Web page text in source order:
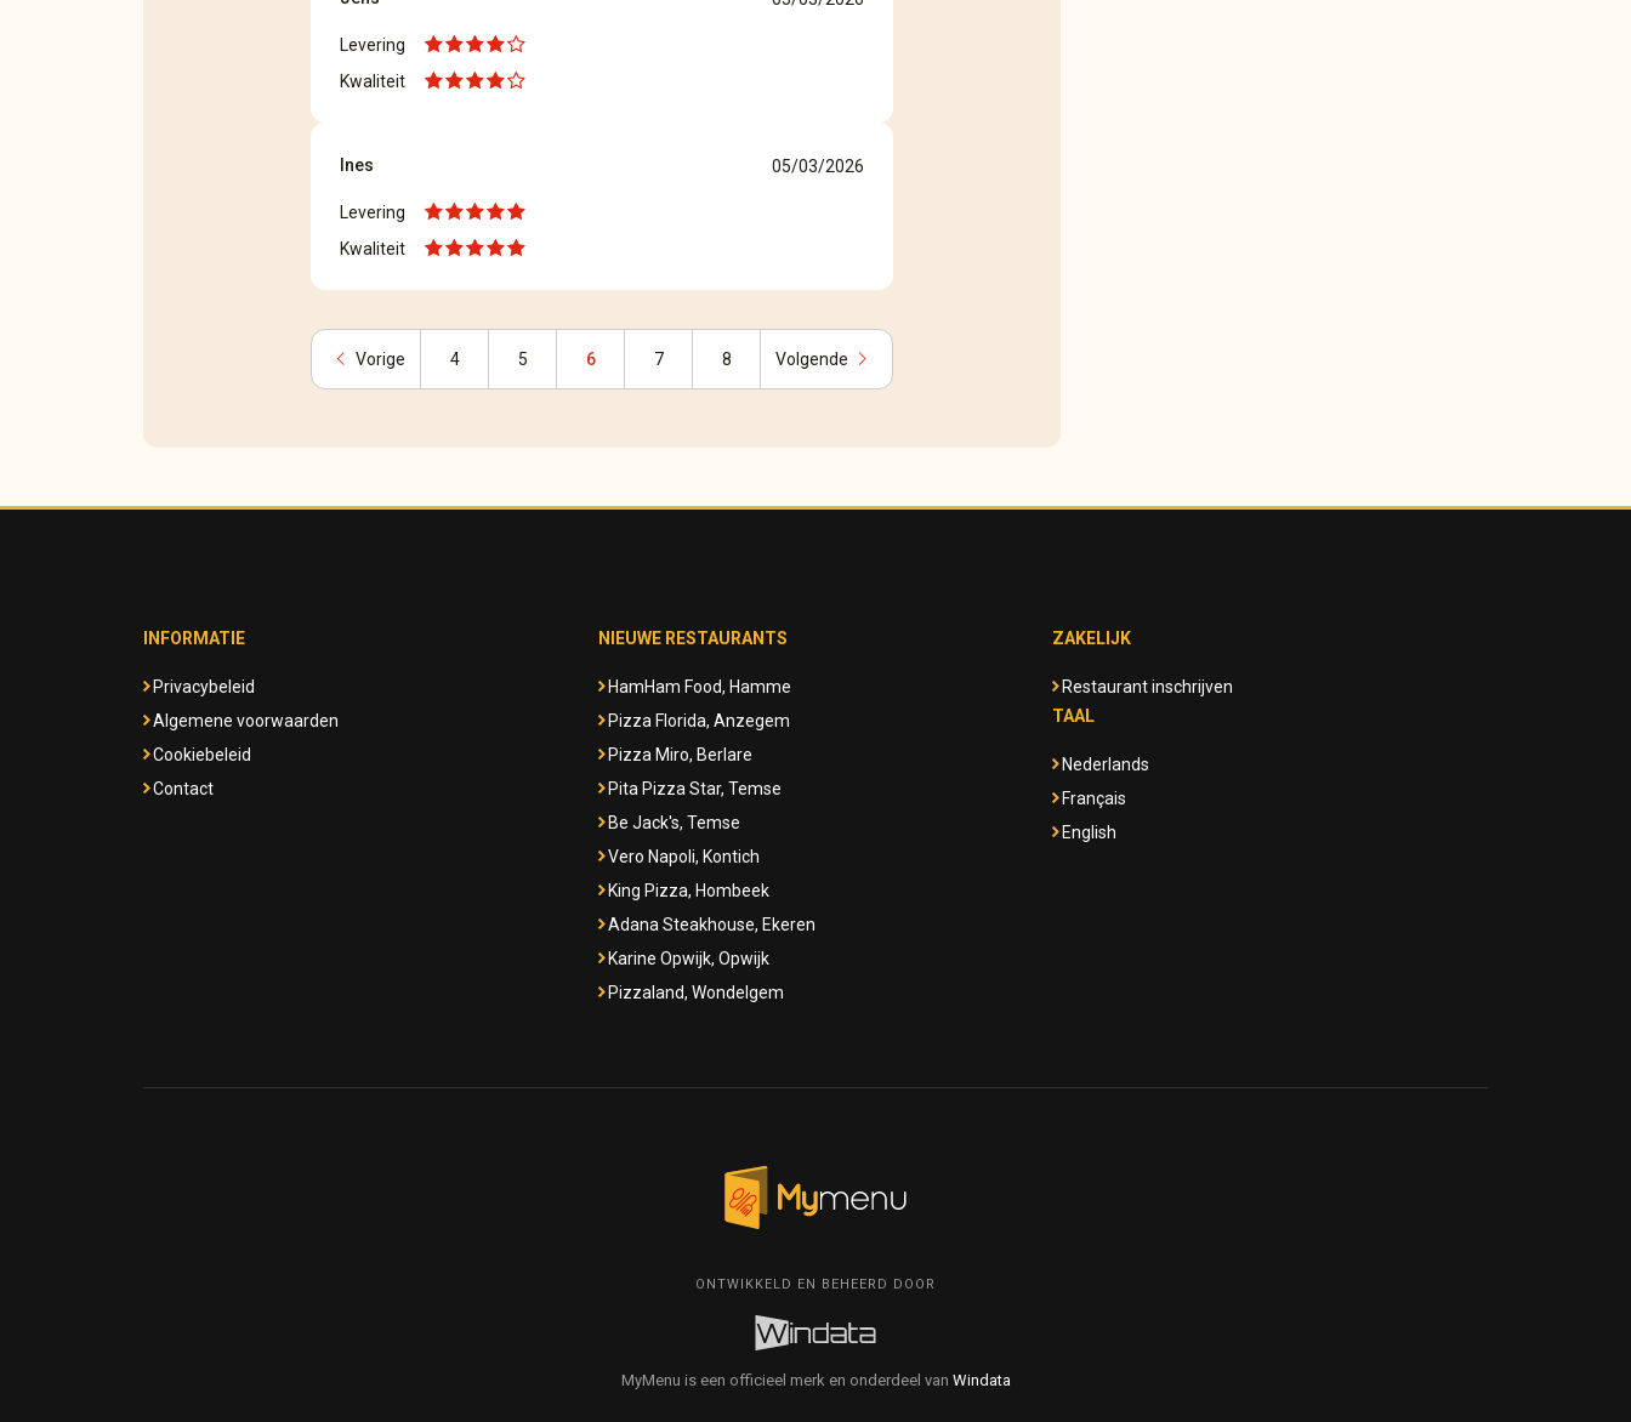
Levering
Kwaliteit
Ines 05/03/2026
Levering
Kwaliteit
chevron_left Vorige 4 5 6 7 8 Volgende chevron_right
INFORMATIE
Privacybeleid
Algemene voorwaarden
Cookiebeleid
Contact
NIEUWE RESTAURANTS
HamHam Food, Hamme
Pizza Florida, Anzegem
Pizza Miro, Berlare
Pita Pizza Star, Temse
Be Jack's, Temse
Vero Napoli, Kontich
King Pizza, Hombeek
Adana Steakhouse, Ekeren
Karine Opwijk, Opwijk
Pizzaland, Wondelgem
ZAKELIJK
Restaurant inschrijven
TAAL
Nederlands
Français
English
ONTWIKKELD EN BEHEERD DOOR
MyMenu is een officieel merk en onderdeel van Windata